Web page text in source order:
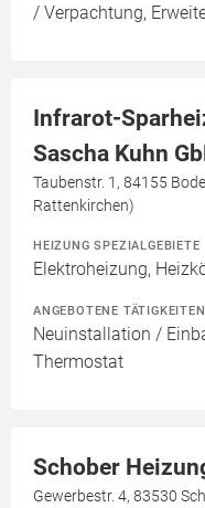
/ Verpachtung,
Infrarot-
Sascha Kuhn
Taubenstr. 1, 84155
Rattenkirchen)
HEIZUNG SPEZIALGEBIETE
Elektroheizung,
ANGEBOTENE TÄTIGKEITEN
Neuinstallation /
Thermostat
Schober
Gewerbestr. 4, 83530